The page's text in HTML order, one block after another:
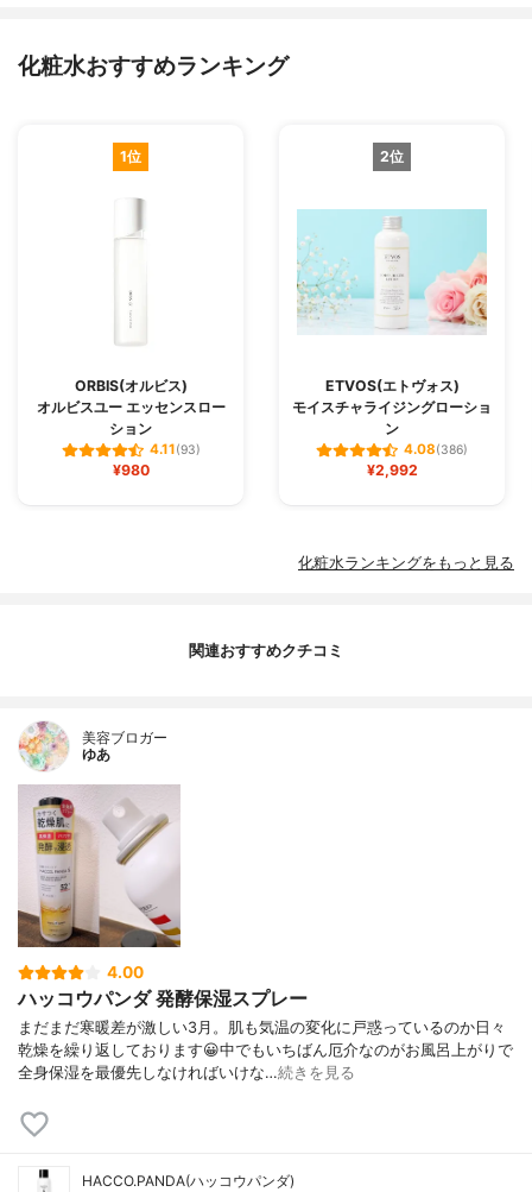
化粧水おすすめランキング
1位
ORBIS(オルビス)
オルビスユー エッセンスロー
ション
4.11(93)
¥980
2位
ETVOS(エトヴォス)
モイスチャライジングローショ
ン
4.08(386)
¥2,992
化粧水ランキングをもっと見る
関連おすすめクチコミ
美容ブロガー
ゆあ
4.00
ハッコウパンダ 発酵保湿スプレー
まだまだ寒暖差が激しい3月。肌も気温の変化に戸惑っているのか日々
乾燥を繰り返しております😀中でもいちばん厄介なのがお風呂上がりで
全身保湿を最優先しなければいけな…続きを見る
HACCO.PANDA(ハッコウパンダ)